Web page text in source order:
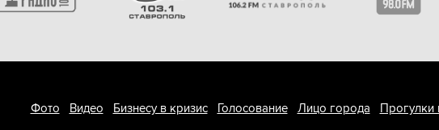
Фото Видео Бизнесу в кризис Голосование Лицо города